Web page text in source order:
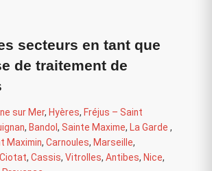
secteurs en tant que
de traitement de
sur Mer, Hyères, Fréjus – Saint
, Bandol , Sainte Maxime, La Garde ,
Maximin, Carnoules, Marseille,
, Cassis, Vitrolles, Antibes, Nice,